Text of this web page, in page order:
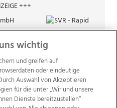
+++
wichtig
und greifen auf
oder eindeutige
Auswahl von Akzeptieren
für die unter „Wir und unsere
Dienste bereitzustellen“